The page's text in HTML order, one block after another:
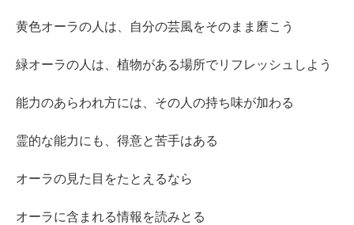
黄色オーラの人は、自分の芸風をそのまま磨こう
緑オーラの人は、植物がある場所でリフレッシュしよう
能力のあらわれ方には、その人の持ち味が加わる
霊的な能力にも、得意と苦手はある
オーラの見た目をたとえるなら
オーラに含まれる情報を読みとる